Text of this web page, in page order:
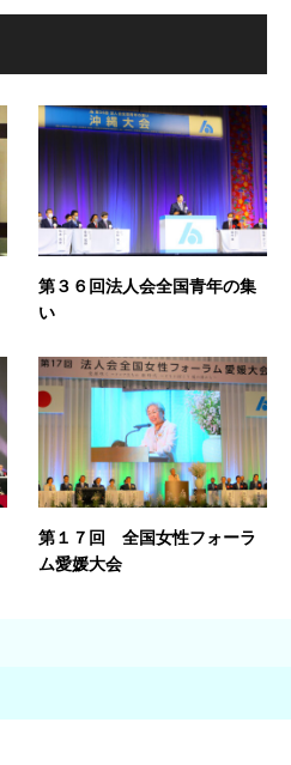
第３６回法人会全国青年の集
い
第１７回 全国女性フォーラ
ム愛媛大会